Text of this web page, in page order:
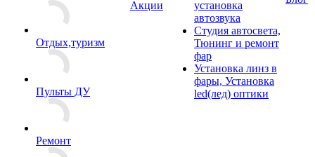
Отдых,туризм
Пульты ДУ
Ремонт
Акции
установка
автозвука
Студия автосвета,
Тюнинг и ремонт
фар
Установка линз в
фары, Установка
led(лед) оптики